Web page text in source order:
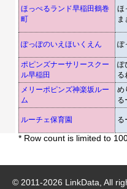
ほっぺるランド早稲田鶴巻
町
ほ
ま
ぽっぽのいえほいくえん ぽ
ポピンズナーサリースクー
ル早稲田
ぽ
る
メリーポピンズ神楽坂ルー
ム
め
る
ルーチェ保育園 る
* Row count is limited to
© 2011-2026 LinkData, All